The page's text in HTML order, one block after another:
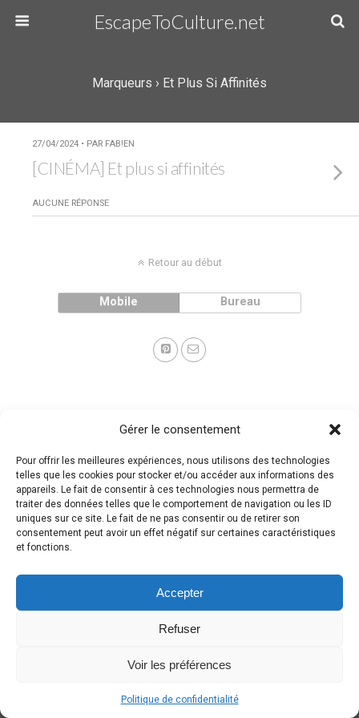
Gérer le consentement
Pour offrir les meilleures expériences, nous utilisons des technologies
telles que les cookies pour stocker et/ou accéder aux informations des
appareils. Le fait de consentir à ces technologies nous permettra de
traiter des données telles que le comportement de navigation ou les ID
uniques sur ce site. Le fait de ne pas consentir ou de retirer son
consentement peut avoir un effet négatif sur certaines caractéristiques
et fonctions.
Accepter
Refuser
Voir les préférences
Politique de confidentialité
EscapeToCulture.net
Marqueurs › Et Plus Si Affinités
27/04/2024 • PAR FAB!EN
[CINÉMA] Et plus si affinités
AUCUNE RÉPONSE
Retour au début
Mobile Bureau